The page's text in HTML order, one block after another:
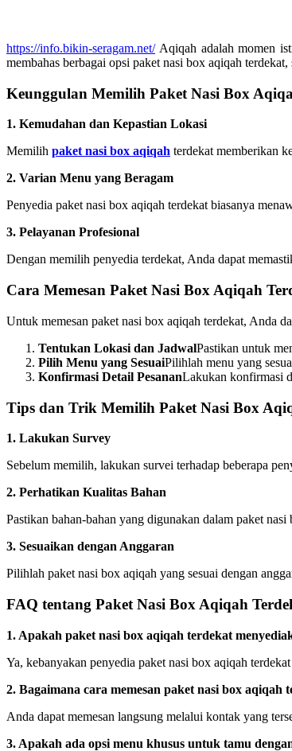
https://info.bikin-seragam.net/Aqiqah adalah momen
membahas berbagai opsi paket nasi box aqiqah
Keunggulan Memilih Paket Nasi Box
1. Kemudahan dan Kepastian Lokasi
Memilih paket nasi box aqiqah terdekat memberikan
2. Varian Menu yang Beragam
Penyedia paket nasi box aqiqah terdekat biasanya
3. Pelayanan Profesional
Dengan memilih penyedia terdekat, Anda dapat
Cara Memesan Paket Nasi Box Aqiqah
Untuk memesan paket nasi box aqiqah terdekat, Anda
Tentukan Lokasi dan JadwalPastikan untuk
Pilih Menu yang SesuaiPilihlah menu yang
Konfirmasi Detail PesananLakukan konfirmasi
Tips dan Trik Memilih Paket Nasi Box
1. Lakukan Survey
Sebelum memilih, lakukan survei terhadap beberapa
2. Perhatikan Kualitas Bahan
Pastikan bahan-bahan yang digunakan dalam paket
3. Sesuaikan dengan Anggaran
Pilihlah paket nasi box aqiqah yang sesuai dengan
FAQ tentang Paket Nasi Box Aqiqah
1. Apakah paket nasi box aqiqah terdekat
Ya, kebanyakan penyedia paket nasi box aqiqah
2. Bagaimana cara memesan paket nasi box aqiqah
Anda dapat memesan langsung melalui kontak yang
3. Apakah ada opsi menu khusus untuk tamu